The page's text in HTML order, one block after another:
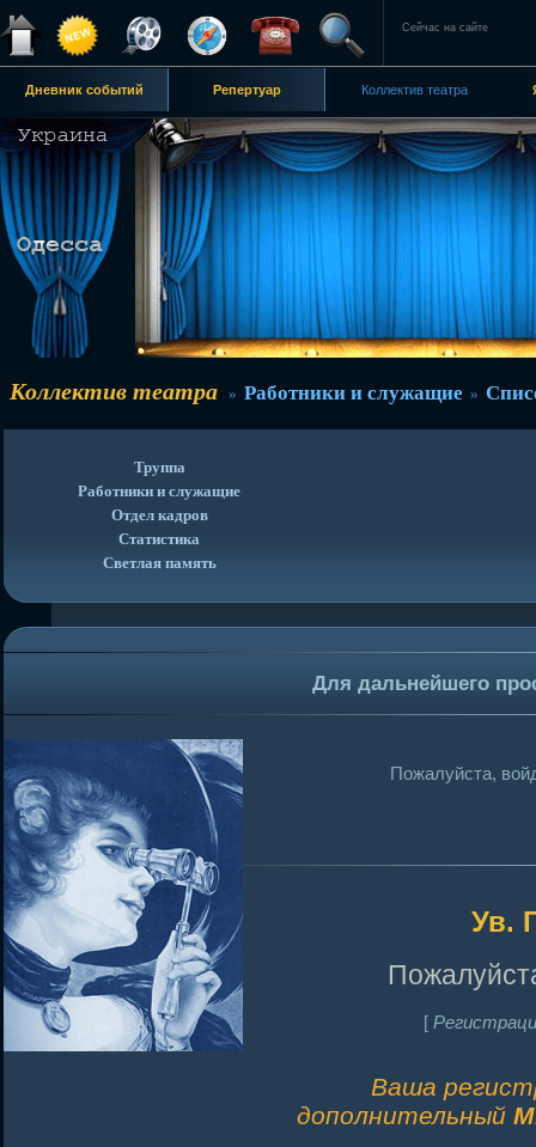
Сейчас на сайте
Дневник событий Репертуар Коллектив театра
Коллектив театра » Работники и служащие »
Труппа
Работники и служащие
Отдел кадров
Статистика
Светлая память
Для дальнейшего
Пожалуйста,
Ув.
[
Ваша
дополнительный